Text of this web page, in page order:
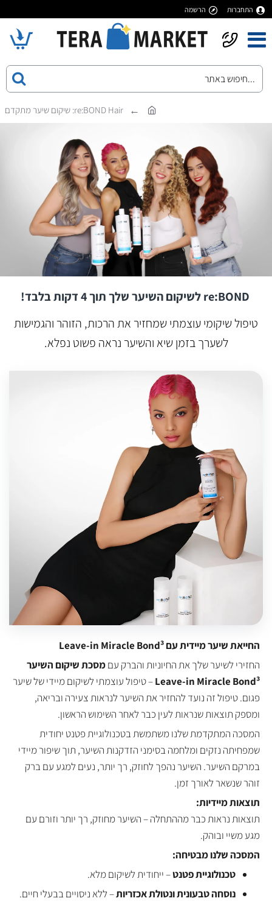
התחברות הרשמה
re:BOND Hair: שיקום שיער מתקדם
טיפול שיקומי עוצמתי שמחזיר את הרכות, הזוהר והגמישות
לשערך בזמן שיא והשיער נראה פשוט נפלא.
החייאת שיער מיידית עם Leave-in Miracle Bond³
החזירי לשיער שלך את החיוניות והברק עםמסכת שיקום השיער
Leave-in Miracle Bond³– טיפול עוצמתי לשיקום מיידי של שיער
פגום. טיפול זה נועד להחזיר את השיער לנראות צעירה ובריאה,
ומספק תוצאות שנראות לעין כבר לאחר השימוש הראשון.
המסכה המתקדמת שלנו משתמשת בטכנולוגיית פטנט יחודית
שמפחיתה נזקים ומלחמה בסימני הזדקנות השיער, תוך שיפור מיידי
במרקם השיער. השיער נהפך לחוזק, רך יותר, נעים למגע עם ברק
זוהר שנשאר לאורך זמן.
תוצאות מיידיות:
תוצאות נראות כבר מההתחלה – השיער מחוזק, רך יותר וזורם עם
מגע משיי ובוהק.
המסכה שלנו מבטיחה:
טכנולוגיית פטנט– ייחודית לשיקום מלא.
נוסחה טבעונית ונטולת אכזריות– ללא ניסויים בבעלי חיים.